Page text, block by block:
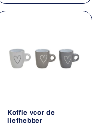
Koffie voor de
liefhebber